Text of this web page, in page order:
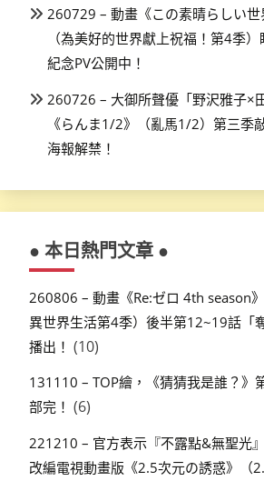
260729 – 動畫《この素晴らしい世
（為美好的世界獻上祝福！第4季
紀念PV公開中！
260726 – 大御所聲優「野沢雅子×
《らんま1/2》（亂馬1/2）第三季
海報解禁！
● 本日熱門文章 ●
260806 – 動畫《Re:ゼロ 4th season
異世界生活第4季）後半第12~19話「
播出！ (10)
131110 – TOP繪，《猜猜我是誰？》
部完！ (6)
221210 – 官方表示『不露點&無聖光
改編電視動畫版《2.5次元の誘惑》（